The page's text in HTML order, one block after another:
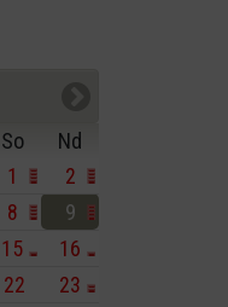
So
Nd
1
2
8
9
15
16
22
23